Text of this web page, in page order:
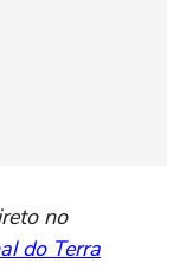
no
do Terra